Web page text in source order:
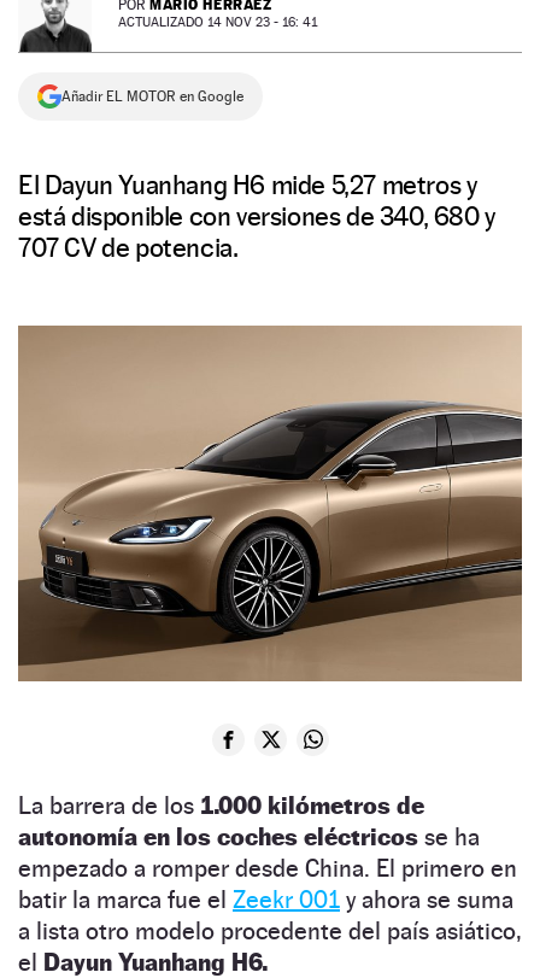
NEWSLETTER
SÍGUENOS
POR MARIO HERRÁEZ
ACTUALIZADO 14 NOV 23 - 16: 41
Añadir EL MOTOR en Google
El Dayun Yuanhang H6 mide 5,27 metros y
está disponible con versiones de 340, 680 y
707 CV de potencia.
La barrera de los 1.000 kilómetros de
autonomía en los coches eléctricos se ha
empezado a romper desde China. El primero en
batir la marca fue el Zeekr 001 y ahora se suma
a lista otro modelo procedente del país asiático,
el Dayun Yuanhang H6.